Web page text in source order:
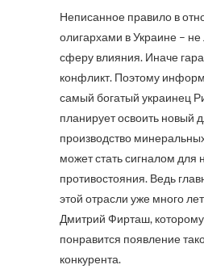
Неписанное правило в
олигархами в Украине – не
сферу влияния. Иначе
конфликт. Поэтому
самый богатый украинец
планирует освоить новый
производство
может стать сигналом для
противостояния. Ведь
этой отрасли уже много
Дмитрий Фирташ,
понравится появление
конкурента.